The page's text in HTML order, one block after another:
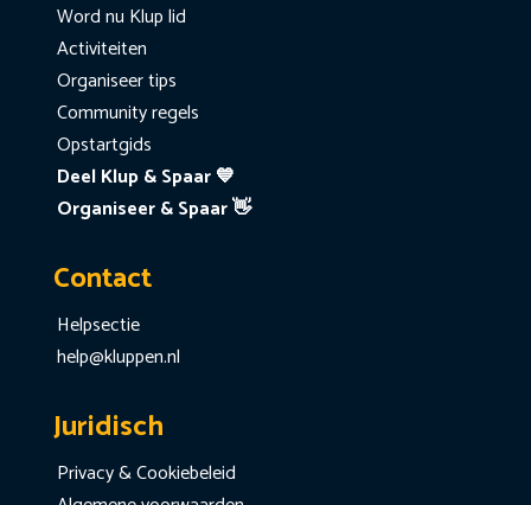
Word nu Klup lid
Activiteiten
Organiseer tips
Community regels
Opstartgids
Deel Klup & Spaar 💙
Organiseer & Spaar 👋
Contact
Helpsectie
help@kluppen.nl
Juridisch
Privacy & Cookiebeleid